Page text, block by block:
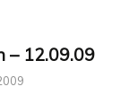
– 12.09.09